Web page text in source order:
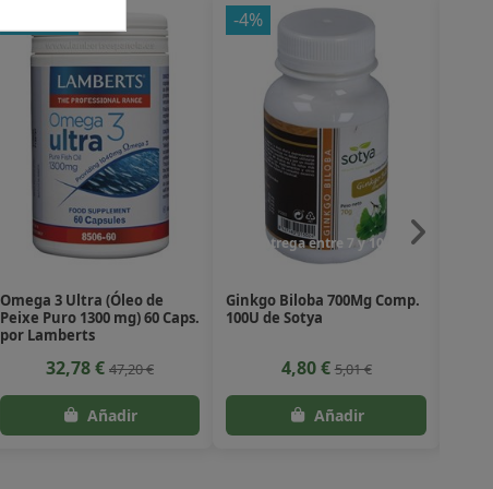
Omega 3 Ultra (Óleo de
Peixe Puro 1300 mg) 60 Caps.
por Lamberts
32,78 € 47,20 €
-4%
Entrega entre 7 y 10 dias
Ginkgo Biloba 700Mg Comp.
100U de Sotya
4,80 €5,01 €